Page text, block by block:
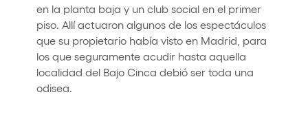
en la planta baja y un club social en el primer
piso. Allí actuaron algunos de los espectáculos
que su propietario había visto en Madrid, para
los que seguramente acudir hasta aquella
localidad del Bajo Cinca debió ser toda una
odisea.